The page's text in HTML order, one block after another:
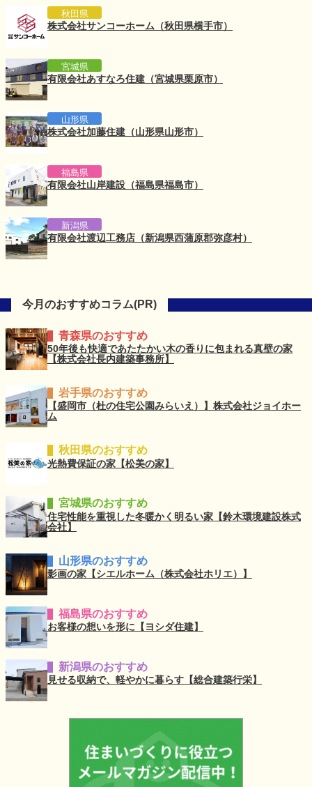
秋田県
株式会社サンコーホーム（秋田県横手市）
宮城県
有限会社あすなろ住建（宮城県栗原市）
山形県
株式会社加藤住建（山形県山形市）
福島県
有限会社山岸建設（福島県福島市）
新潟県
有限会社渡辺工務店（新潟県西蒲原郡弥彦村）
今月のおすすめコラム(PR)
青森県のおすすめ
50年後も快適であたたかい木の香りに包まれる真壁の家
【株式会社長内建築事務所】
岩手県のおすすめ
【盛岡市（杜の住宅公園みらいえ）】株式会社ジョイホー
ム
秋田県のおすすめ
光熱費保証の家【松美の家】
宮城県のおすすめ
住宅性能を重視した冬暖かく明るい家【鈴木環境建設株式
会社】
山形県のおすすめ
影画の家【シエルホーム（株式会社ホリエ）】
福島県のおすすめ
お客様の想いを形に【ヨシダ住建】
新潟県のおすすめ
見せる収納で、軽やかに暮らす【総合建築行栄】